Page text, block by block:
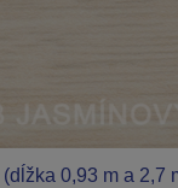
(dĺžka 0,93 m a 2,7